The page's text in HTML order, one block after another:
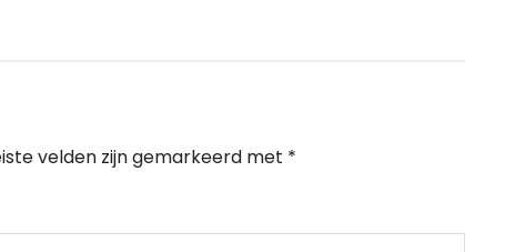
velden zijn gemarkeerd met *